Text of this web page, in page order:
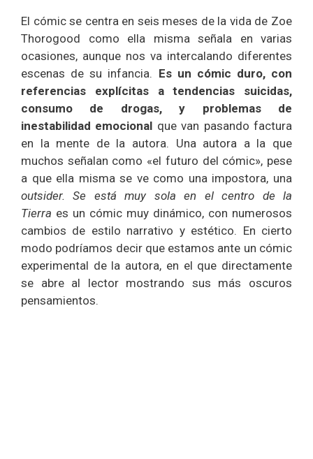
El cómic se centra en seis meses de la vida de Zoe
Thorogood como ella misma señala en varias
ocasiones, aunque nos va intercalando diferentes
escenas de su infancia. Es un cómic duro, con
referencias explícitas a tendencias suicidas,
consumo de drogas, y problemas de
inestabilidad emocional que van pasando factura
en la mente de la autora. Una autora a la que
muchos señalan como «el futuro del cómic», pese
a que ella misma se ve como una impostora, una
outsider. Se está muy sola en el centro de la
Tierra es un cómic muy dinámico, con numerosos
cambios de estilo narrativo y estético. En cierto
modo podríamos decir que estamos ante un cómic
experimental de la autora, en el que directamente
se abre al lector mostrando sus más oscuros
pensamientos.